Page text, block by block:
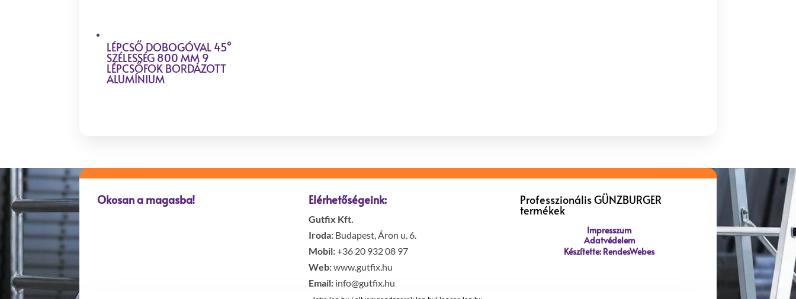
LÉPCSŐ DOBOGÓVAL 45°
SZÉLESSÉG 800 MM 9
LÉPCSŐFOK BORDÁZOTT
ALUMÍNIUM
Okosan a magasba! Elérhetőségeink:
Gutfix Kft.
Iroda: Budapest, Áron u. 6.
Mobil:+36 20 932 08 97
Web:www.gutfix.hu
Email: info@gutfix.hu
Professzionális GÜNZBURGER
termékek
Impresszum
Adatvédelem
Készítette: RendesWebes